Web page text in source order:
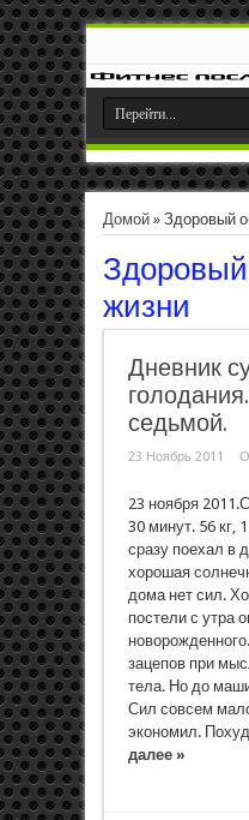
Домой» Здоровый
жизни
Дневник
седьмой.
23 Ноябрь 2011
23 ноября
30 минут. 56 кг,
сразу поехал в
хорошая
дома нет сил.
постели с утра
зацепов при
тела. Но до
Сил совсем
экономил.
далее »